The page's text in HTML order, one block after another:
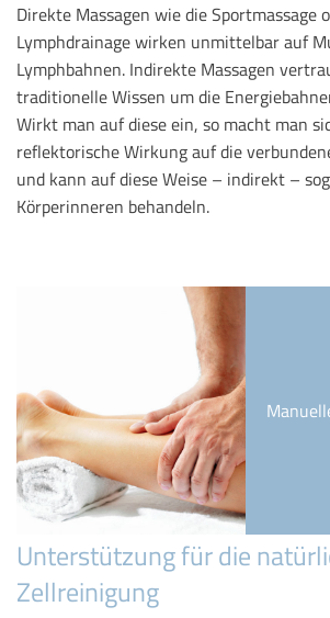
Direkte Massagen wie die Sportmassage
Lymphdrainage wirken unmittelbar auf
Lymphbahnen. Indirekte Massagen
traditionelle Wissen um die
Wirkt man auf diese ein, so macht man
reflektorische Wirkung auf die
und kann auf diese Weise – indirekt –
Körperinneren behandeln.
Unterstützung für die
Zellreinigung